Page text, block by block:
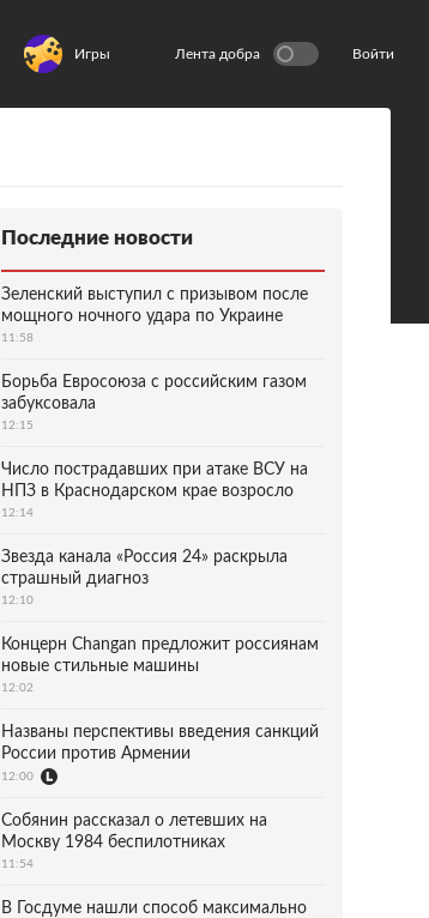
Игры Лента добра Войти
Последние новости
Зеленский выступил с призывом после
мощного ночного удара по Украине
11:58
Борьба Евросоюза с российским газом
забуксовала
12:15
Число пострадавших при атаке ВСУ на
НПЗ в Краснодарском крае возросло
12:14
Звезда канала «Россия 24» раскрыла
страшный диагноз
12:10
Концерн Changan предложит россиянам
новые стильные машины
12:02
Названы перспективы введения санкций
России против Армении
12:00
Собянин рассказал о летевших на
Москву 1984 беспилотниках
11:54
В Госдуме нашли способ максимально